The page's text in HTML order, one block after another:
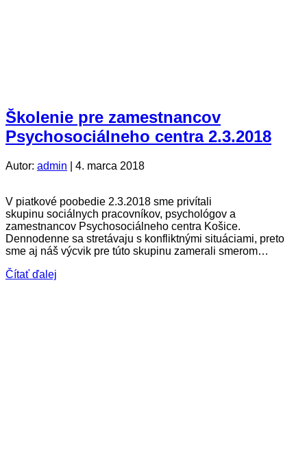
Školenie pre zamestnancov
Psychosociálneho centra 2.3.2018
Autor: admin 4. marca 2018
V piatkové poobedie 2.3.2018 sme privítali
skupinu sociálnych pracovníkov, psychológov a
zamestnancov Psychosociálneho centra Košice.
Dennodenne sa stretávaju s konfliktnými situáciami, preto
sme aj náš výcvik pre túto skupinu zamerali smerom…
Čítať ďalej